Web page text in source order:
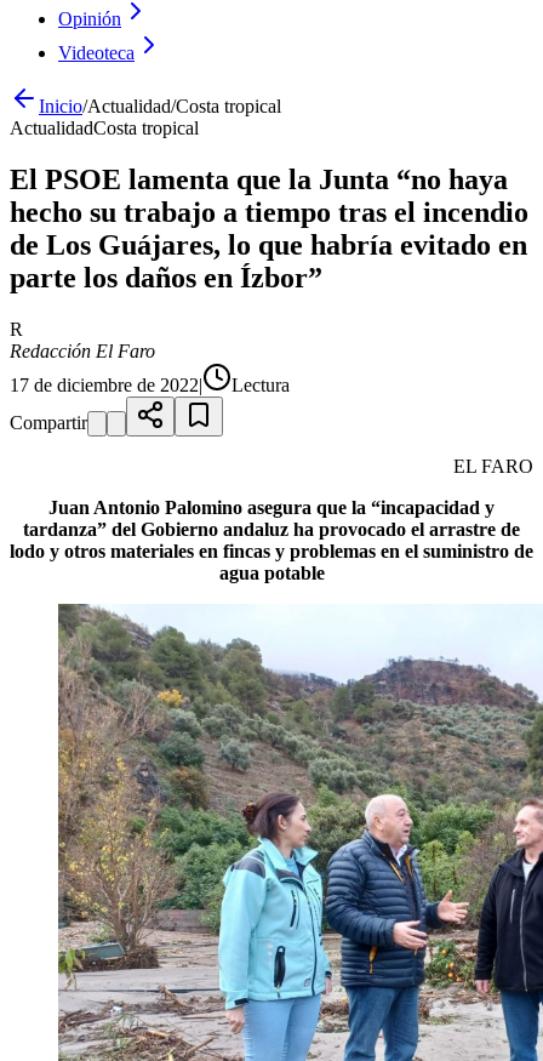
Opinión
Videoteca
Inicio/Actualidad/Costa tropical
ActualidadCosta tropical
El PSOE lamenta que la Junta “no haya
hecho su trabajo a tiempo tras el incendio
de Los Guájares, lo que habría evitado en
parte los daños en Ízbor”
R
Redacción El Faro
17 de diciembre de 2022|
Lectura
Compartir
EL FARO
Juan Antonio Palomino asegura que la “incapacidad y
tardanza” del Gobierno andaluz ha provocado el arrastre de
lodo y otros materiales en fincas y problemas en el suministro de
agua potable